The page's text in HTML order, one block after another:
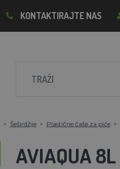
KONTAKTIRAJTE NAS
Šeširdžije Plastične čaše za piće
AVIAQUA